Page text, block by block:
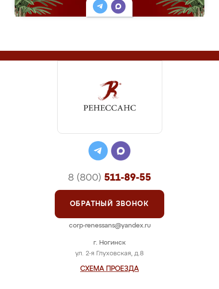
г. Ногинск
ул. 2-я Глуховская, д.8
СХЕМА ПРОЕЗДА
8 (800) 511-89-55
ОБРАТНЫЙ ЗВОНОК
corp-renessans@yandex.ru